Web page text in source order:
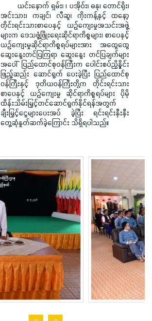
ယင်းနောက် ရှမ်း၊ ၊ ပအိုဝ်း၊ ဓနု၊ တောင်ရိုး၊
အင်းသား၊ ကချင်၊ လီဆူ၊ ကိုးကန့်နှင့် ထနော့
တိုင်းရင်းသားစာပေနှင့် ယဉ်ကျေးမှုအသင်းအဖွဲ့
များက ဒေသဖွံ့ဖြိုးရေးဆိုင်ရာကိစ္စများ၊ စာပေနှင့်
ယဉ်ကျေးမှုဆိုင်ရာကိစ္စရပ်များအား အထွေထွေ
ဆွေးနွေးတင်ပြကြရာ ဆွေးနွေး တင်ပြချက်များ
အပေါ် ပြည်ထောင်စုဝန်ကြီးက ပေါင်းစပ်ညှိနှိုင်း
ဖြည့်ဆည်း ဆောင်ရွက် ပေးခဲ့ပြီး ပြည်ထောင်စု
ဝန်ကြီးနှင့် ဒုတိယဝန်ကြီးတို့က တိုင်းရင်းသား
စာပေနှင့် ယဉ်ကျေးမှု ဆိုင်ရာကိစ္စရပ်များ ပိုမို
ထိန်းသိမ်းမြှင့်တင်ဆောင်ရွက်နိုင်ရန်အတွက်
ချီးမြှင့်ငွေများပေးအပ် ခဲ့ပြီး ရင်းရင်းနှီးနှီး
တွေ့ဆုံနှုတ်ဆက်ခဲ့ကြောင်း သိရှိရပါသည်။